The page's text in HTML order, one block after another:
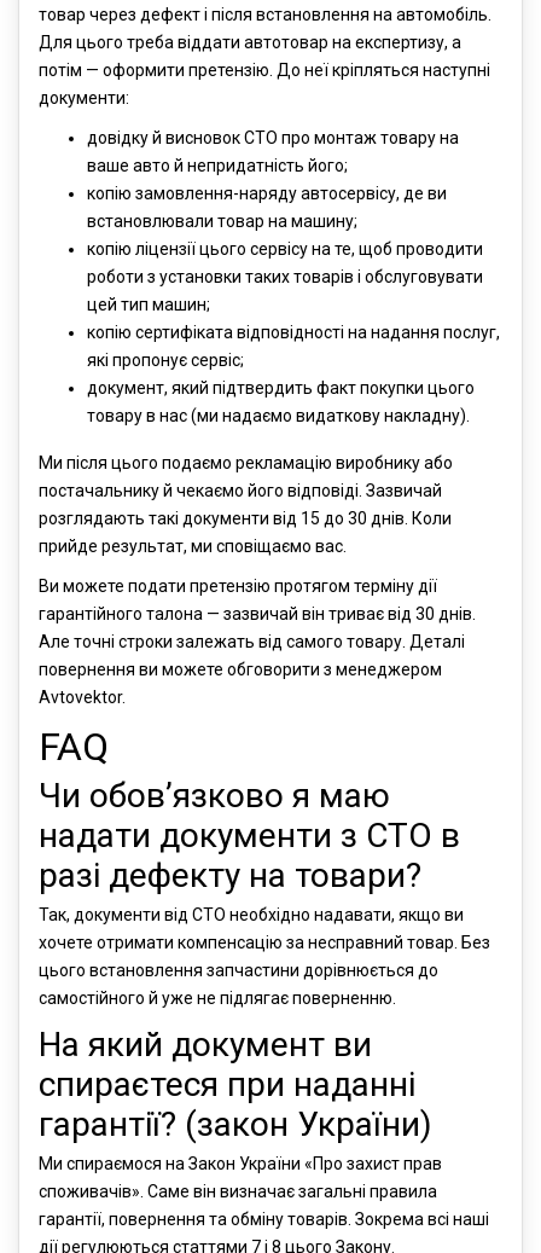
товар через дефект і після встановлення на автомобіль.
Для цього треба віддати автотовар на експертизу, а
потім — оформити претензію. До неї кріпляться наступні
документи:
довідку й висновок СТО про монтаж товару на
ваше авто й непридатність його;
копію замовлення-наряду автосервісу, де ви
встановлювали товар на машину;
копію ліцензії цього сервісу на те, щоб проводити
роботи з установки таких товарів і обслуговувати
цей тип машин;
копію сертифіката відповідності на надання послуг,
які пропонує сервіс;
документ, який підтвердить факт покупки цього
товару в нас (ми надаємо видаткову накладну).
Ми після цього подаємо рекламацію виробнику або
постачальнику й чекаємо його відповіді. Зазвичай
розглядають такі документи від 15 до 30 днів. Коли
прийде результат, ми сповіщаємо вас.
Ви можете подати претензію протягом терміну дії
гарантійного талона — зазвичай він триває від 30 днів.
Але точні строки залежать від самого товару. Деталі
повернення ви можете обговорити з менеджером
Avtovektor.
FAQ
Чи обов’язково я маю
надати документи з СТО в
разі дефекту на товари?
Так, документи від СТО необхідно надавати, якщо ви
хочете отримати компенсацію за несправний товар. Без
цього встановлення запчастини дорівнюється до
самостійного й уже не підлягає поверненню.
На який документ ви
спираєтеся при наданні
гарантії? (закон України)
Ми спираємося на Закон України «Про захист прав
споживачів». Саме він визначає загальні правила
гарантії, повернення та обміну товарів. Зокрема всі наші
дії регулюються статтями 7 і 8 цього Закону.